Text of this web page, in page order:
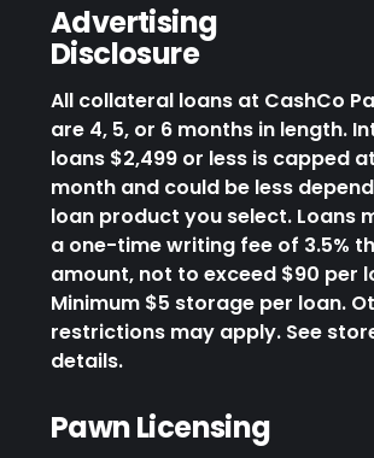
Advertising
Disclosure
All collateral loans at CashCo
are 4, 5, or 6 months in length.
loans $2,499 or less is capped
month and could be less
loan product you select. Loans
a one-time writing fee of 3.5%
amount, not to exceed $90 per
Minimum $5 storage per loan.
restrictions may apply. See
details.
Pawn Licensing